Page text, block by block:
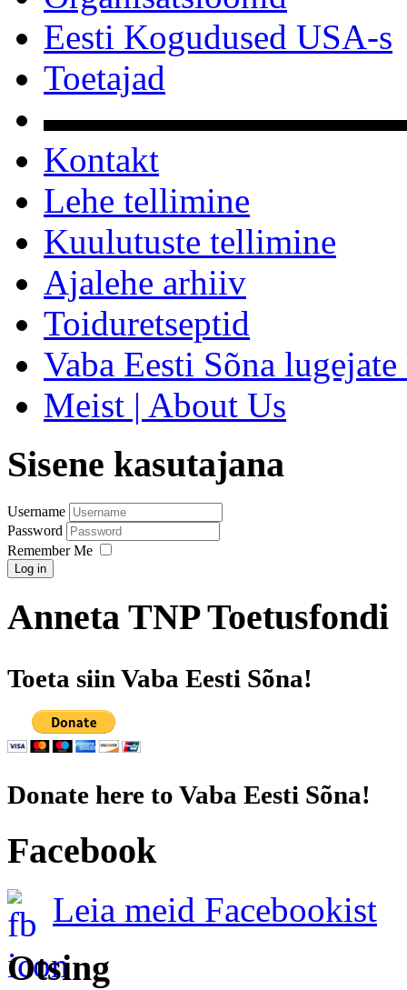
Eesti Kogudused USA-s
Toetajad
Kontakt
Lehe tellimine
Kuulutuste tellimine
Ajalehe arhiiv
Toiduretseptid
Vaba Eesti Sõna
Meist | About Us
Sisene kasutajana
Username
Password
Remember Me
Log in
Anneta TNP Toetusfondi
Toeta siin Vaba Eesti Sõna!
Donate here to Vaba Eesti Sõna!
Facebook
Leia meid Facebookist
Otsing